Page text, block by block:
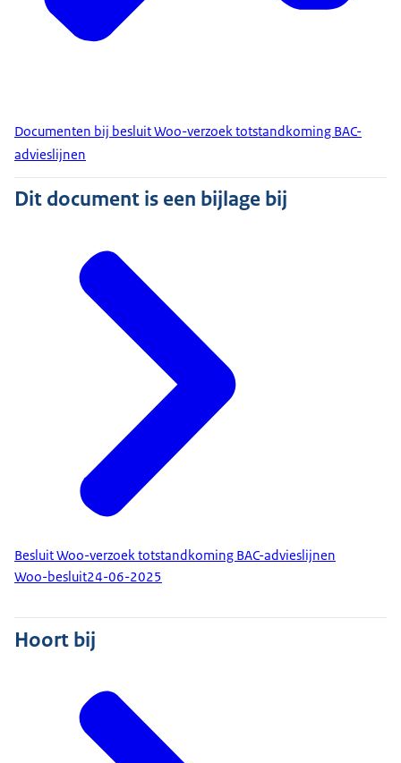
Documenten bij besluit Woo-verzoek totstandkoming BAC-
advieslijnen
Dit document is een bijlage bij
Besluit Woo-verzoek totstandkoming BAC-advieslijnen
Woo-besluit24-06-2025
Hoort bij